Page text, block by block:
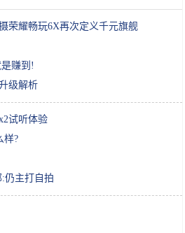
荣耀畅玩6X再次定义千元旗舰
赚到!
级解析
试听体验
样?
仍主打自拍